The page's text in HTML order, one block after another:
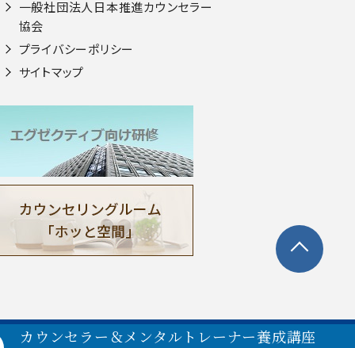
カウンセラー＆メンタルトレーナー養成講座
一般社団法人⽇本推進カウンセラー
協会
プライバシーポリシー
サイトマップ